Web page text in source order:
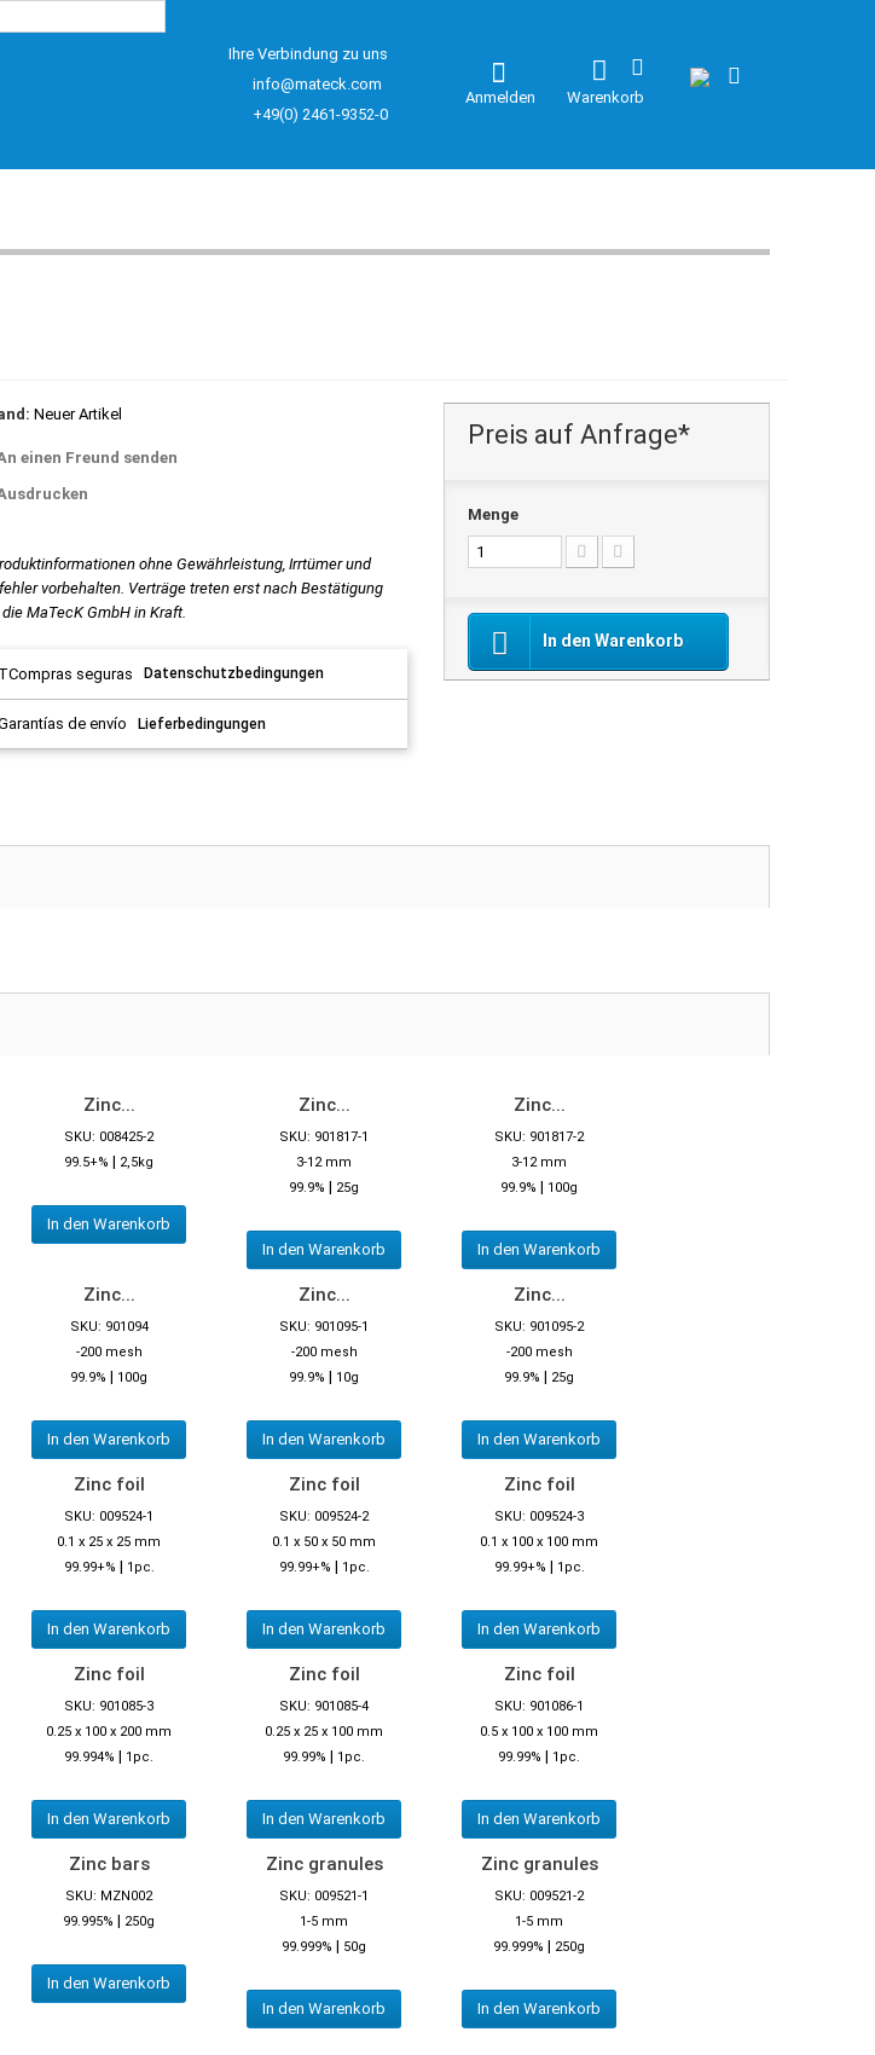
Ihre Verbindung zu uns
info@mateck.com
+49(0) 2461-9352-0
Warenkorb
Anmelden
Neuer Artikel
einen Freund senden
ohne Gewährleistung, Irrtümer und
vorbehalten. Verträge treten erst nach Bestätigung
MaTecK GmbH in Kraft.
Datenschutzbedingungen
Lieferbedingungen
Preis auf Anfrage*
Menge
In den Warenkorb
Zinc...
SKU: 008425-2
99.5+% | 2,5kg
In den Warenkorb
Zinc...
SKU: 901817-1
3-12 mm
99.9% | 25g
In den Warenkorb
Zinc...
SKU: 901817-2
3-12 mm
99.9% | 100g
In den Warenkorb
Zinc...
SKU: 901094
-200 mesh
99.9% | 100g
In den Warenkorb
Zinc...
SKU: 901095-1
-200 mesh
99.9% | 10g
In den Warenkorb
Zinc...
SKU: 901095-2
-200 mesh
99.9% | 25g
In den Warenkorb
Zinc foil
SKU: 009524-1
0.1 x 25 x 25 mm
99.99+% | 1pc.
In den Warenkorb
Zinc foil
SKU: 009524-2
0.1 x 50 x 50 mm
99.99+% | 1pc.
In den Warenkorb
Zinc foil
SKU: 009524-3
0.1 x 100 x 100 mm
99.99+% | 1pc.
In den Warenkorb
Zinc foil
SKU: 901085-3
0.25 x 100 x 200 mm
99.994% | 1pc.
In den Warenkorb
Zinc foil
SKU: 901085-4
0.25 x 25 x 100 mm
99.99% | 1pc.
In den Warenkorb
Zinc foil
SKU: 901086-1
0.5 x 100 x 100 mm
99.99% | 1pc.
In den Warenkorb
Zinc bars
SKU: MZN002
99.995% | 250g
In den Warenkorb
Zinc granules
SKU: 009521-1
1-5 mm
99.999% | 50g
In den Warenkorb
Zinc granules
SKU: 009521-2
1-5 mm
99.999% | 250g
In den Warenkorb